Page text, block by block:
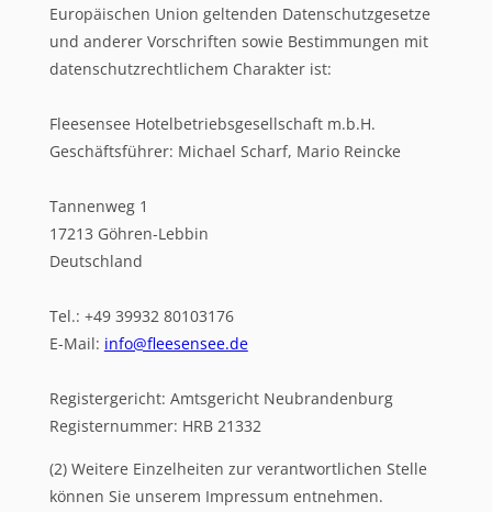
Europäischen Union geltenden Datenschutzgesetze
und anderer Vorschriften sowie Bestimmungen mit
datenschutzrechtlichem Charakter ist:
Fleesensee Hotelbetriebsgesellschaft m.b.H.
Geschäftsführer: Michael Scharf, Mario Reincke
Tannenweg 1
17213 Göhren-Lebbin
Deutschland
Tel.: +49 39932 80103176
E-Mail: info@fleesensee.de
Registergericht: Amtsgericht Neubrandenburg
Registernummer: HRB 21332
(2) Weitere Einzelheiten zur verantwortlichen Stelle
können Sie unserem Impressum entnehmen.